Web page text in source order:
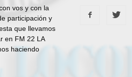
vos y con la
participación y
que llevamos
en FM 22 LA
haciendo